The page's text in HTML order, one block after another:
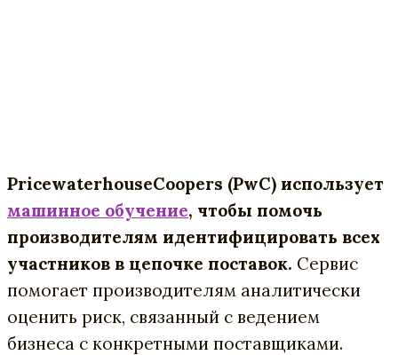
PricewaterhouseCoopers (PwC) использует
машинное обучение, чтобы помочь
производителям идентифицировать всех
участников в цепочке поставок. Cервис
помогает производителям аналитически
оценить риск, связанный с ведением
бизнеса с конкретными поставщиками.